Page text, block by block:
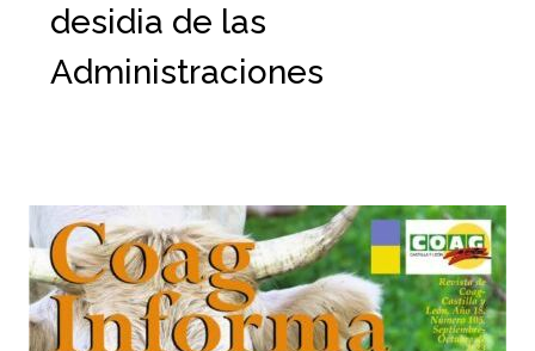
desidia de las
Administraciones